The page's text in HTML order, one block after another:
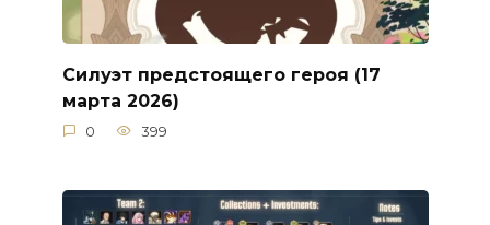
Силуэт предстоящего героя (17
марта 2026)
0 399